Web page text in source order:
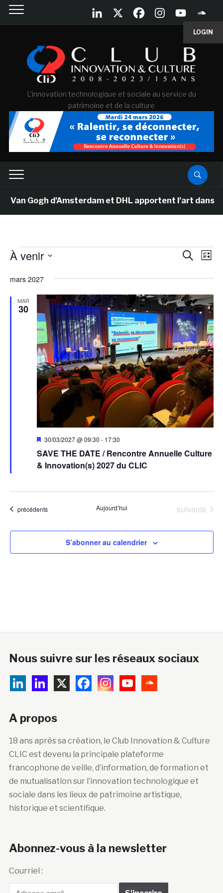
LOGIN
L'innovation technologique et sociale au service du
patrimoine et de la culture
Van Gogh d’Amsterdam et DHL apportent l’art dans
Évènements
de
vues
Liste
À venir
une
date.
mars 2027
MAR
30
SAVE THE DATE / Rencontre Annuelle Culture
& Innovation(s) 2027 du CLIC
Mis
avant
30/03/2027 @ 09:30 - 17:30
Évènements
précédents Aujourd’hui Évènements
suivants
S’abonner au calendrier
Nous suivre sur les réseaux sociaux
A propos
18 ans après sa création, le Club Innovation & Culture
CLIC est devenu la principale plateforme
francophone de veille, d’information, de formation et
de mutualisation sur l’innovation technologique et
sociale dans les lieux de patrimoine artistique,
historique et scientifique.
Abonnez-vous à la newsletter
Courriel :